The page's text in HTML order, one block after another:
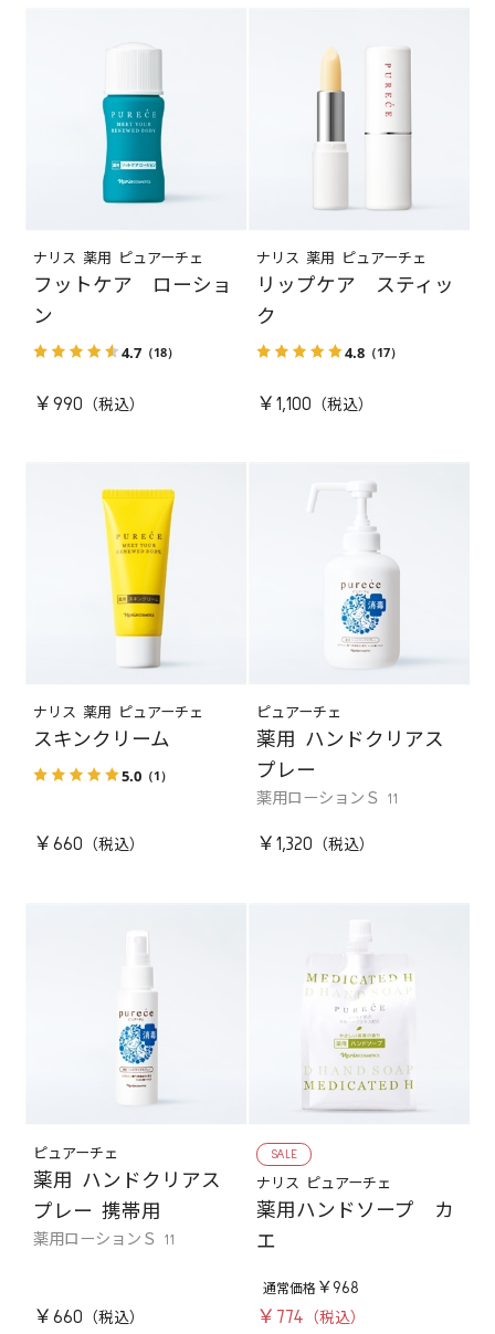
ナリス 薬用 ピュアーチェ
フットケア ローショ
ン
4.7 （18）
￥990
ナリス 薬用 ピュアーチェ
リップケア スティッ
ク
4.8（17）
￥1,100
ナリス 薬用 ピュアーチェ
スキンクリーム
5.0 （1）
￥660
ピュアーチェ
薬用 ハンドクリアス
プレー
薬用ローションＳ 11
￥1,320
ピュアーチェ
薬用 ハンドクリアス
プレー 携帯用
薬用ローションＳ 11
￥660
SALE
ナリス ピュアーチェ
薬用ハンドソープ カ
エ
￥968
￥774